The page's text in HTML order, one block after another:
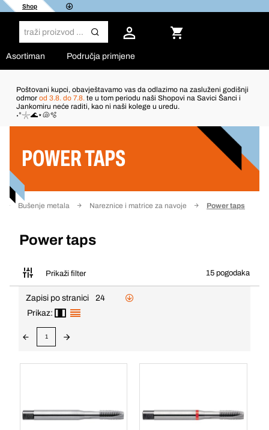
Shop
Asortiman Područja primjene
Poštovani kupci, obavještavamo vas da odlazimo na zasluženi godišnji
odmor od 3.8. do 7.8. te u tom periodu naši Shopovi na Savici Šanci i
Jankomiru neće raditi, kao ni naši kolege u uredu.
˖°𓇼🌊⋆🐚🫧
POWER TAPS
Bušenje metala Nareznice i matrice za navoje Power taps
Power taps
Prikaži filter 15 pogodaka
Filter
Zapisi po stranici
24
Prikaz:
1